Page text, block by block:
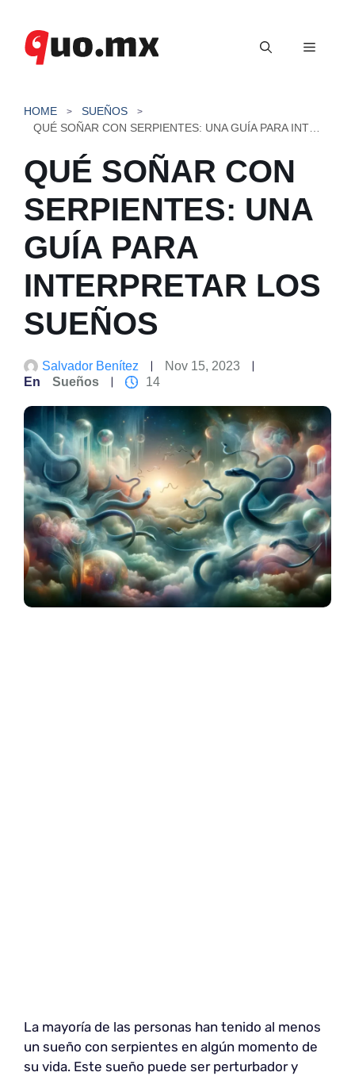
contenido
Menú
HOME
SUEÑOS
QUÉ SOÑAR CON
SERPIENTES: UNA
GUÍA PARA
INTERPRETAR LOS
SUEÑOS
Salvador Benítez
Nov 15, 2023
En
Sueños 14
La mayoría de las personas han tenido al menos
un sueño con serpientes en algún momento de
su vida. Este sueño puede ser perturbador y